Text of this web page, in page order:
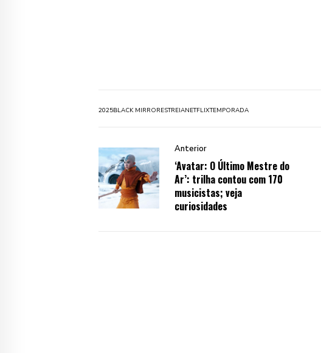
2025BLACK MIRRORESTREIANETFLIXTEMPORADA
Anterior
‘Avatar: O Último Mestre do
Ar’: trilha contou com 170
musicistas; veja
curiosidades